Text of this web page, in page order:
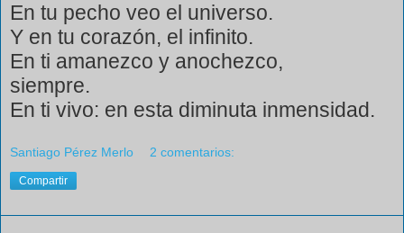
En tu pecho veo el universo.
Y en tu corazón, el infinito.
En ti amanezco y anochezco,
siempre.
En ti vivo: en esta diminuta inmensidad.
Santiago Pérez Merlo 2 comentarios:
Compartir